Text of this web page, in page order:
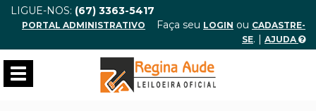
LIGUE-NOS: (67) 3363-5417
PORTAL ADMINISTRATIVO Faça seu LOGIN ou CADASTRE-
SE. | AJUDA
Toggle
navigation